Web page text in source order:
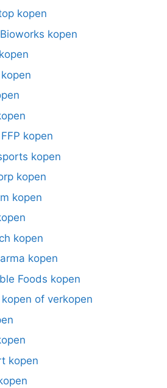
kopen
kopen
kopen
kopen
kopen
kopen
kopen
kopen
Foods kopen
of verkopen
kopen